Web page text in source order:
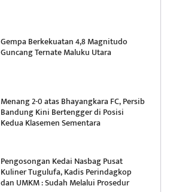
Gempa Berkekuatan 4,8 Magnitudo
Guncang Ternate Maluku Utara
Menang 2-0 atas Bhayangkara FC, Persib
Bandung Kini Bertengger di Posisi
Kedua Klasemen Sementara
Pengosongan Kedai Nasbag Pusat
Kuliner Tugulufa, Kadis Perindagkop
dan UMKM : Sudah Melalui Prosedur